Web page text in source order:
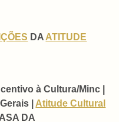
DA ATITUDE
à Cultura/Minc |
| Atitude Cultural
DA